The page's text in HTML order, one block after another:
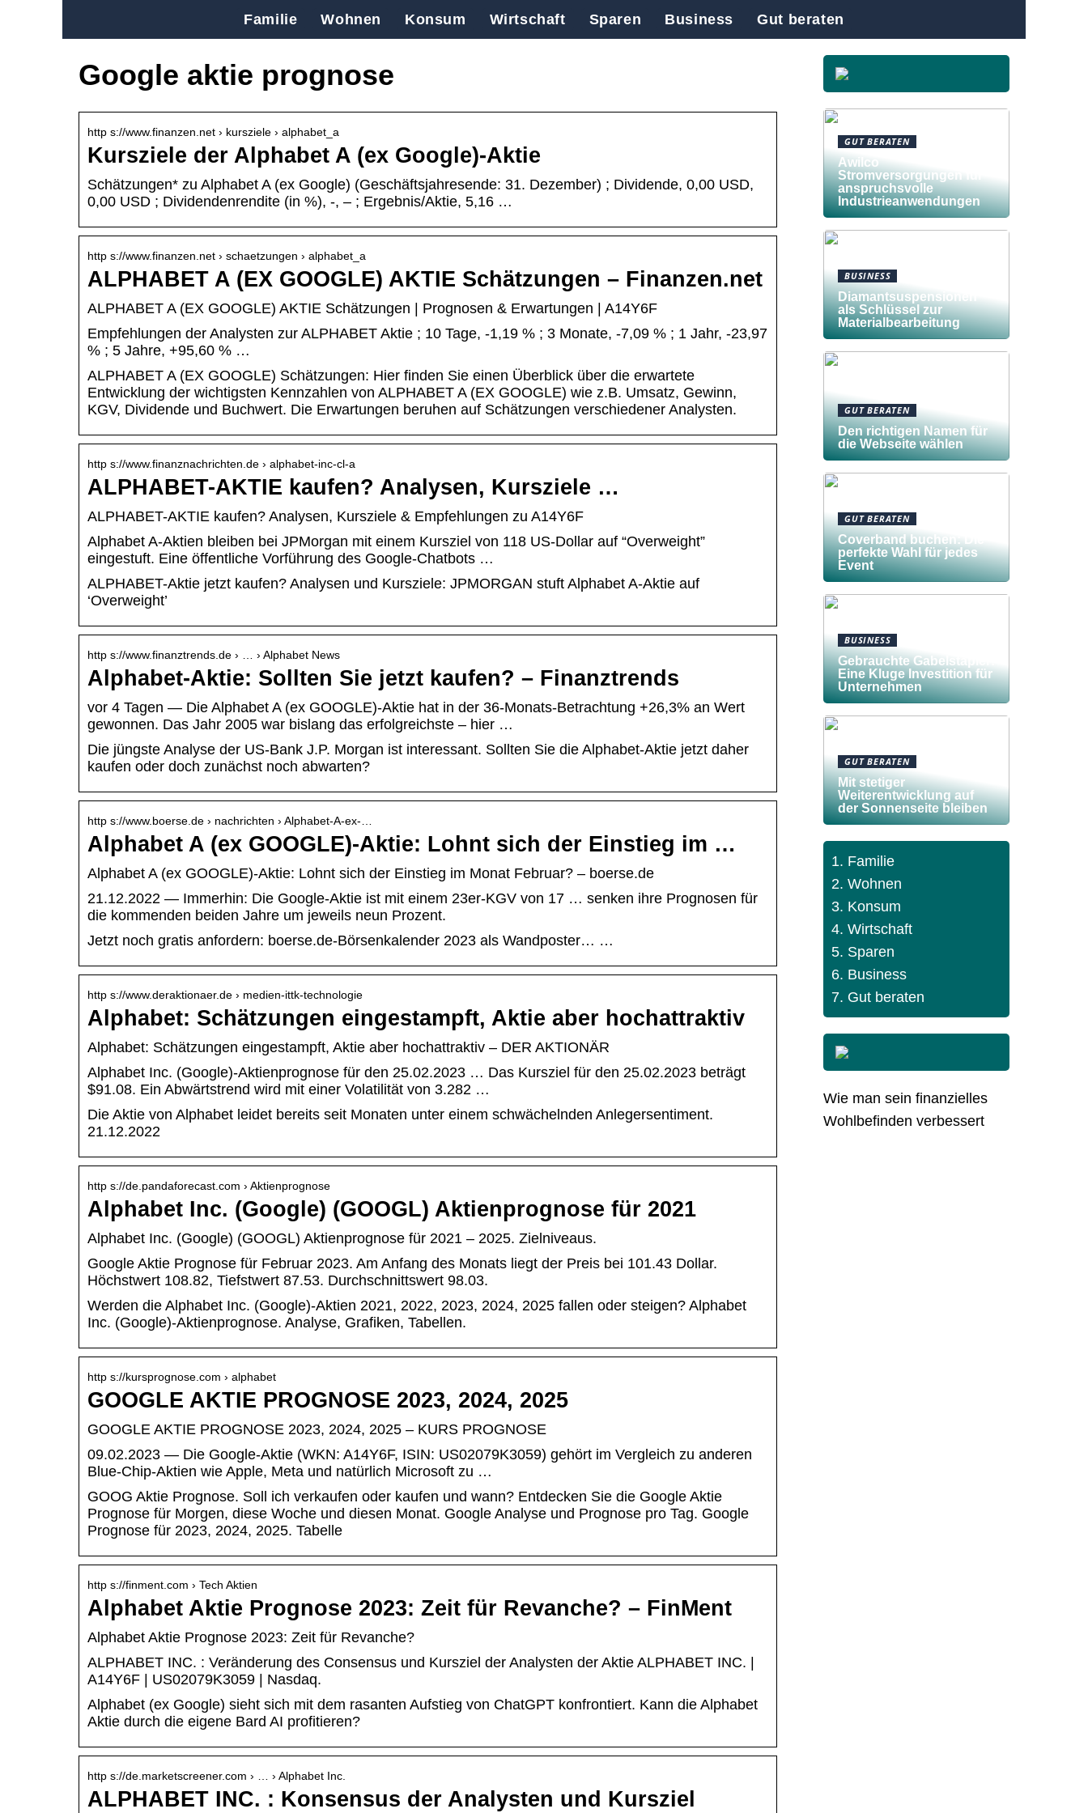
Familie Wohnen Konsum Wirtschaft Sparen Business Gut beraten
Google aktie prognose
http s://www.finanzen.net › kursziele › alphabet_a
Kursziele der Alphabet A (ex Google)-Aktie
Schätzungen* zu Alphabet A (ex Google) (Geschäftsjahresende: 31. Dezember) ; Dividende, 0,00 USD,
0,00 USD ; Dividendenrendite (in %), -, – ; Ergebnis/Aktie, 5,16 …
http s://www.finanzen.net › schaetzungen › alphabet_a
ALPHABET A (EX GOOGLE) AKTIE Schätzungen – Finanzen.net
ALPHABET A (EX GOOGLE) AKTIE Schätzungen | Prognosen & Erwartungen | A14Y6F
Empfehlungen der Analysten zur ALPHABET Aktie ; 10 Tage, -1,19 % ; 3 Monate, -7,09 % ; 1 Jahr, -23,97
% ; 5 Jahre, +95,60 % …
ALPHABET A (EX GOOGLE) Schätzungen: Hier finden Sie einen Überblick über die erwartete
Entwicklung der wichtigsten Kennzahlen von ALPHABET A (EX GOOGLE) wie z.B. Umsatz, Gewinn,
KGV, Dividende und Buchwert. Die Erwartungen beruhen auf Schätzungen verschiedener Analysten.
http s://www.finanznachrichten.de › alphabet-inc-cl-a
ALPHABET-AKTIE kaufen? Analysen, Kursziele …
ALPHABET-AKTIE kaufen? Analysen, Kursziele & Empfehlungen zu A14Y6F
Alphabet A-Aktien bleiben bei JPMorgan mit einem Kursziel von 118 US-Dollar auf “Overweight”
eingestuft. Eine öffentliche Vorführung des Google-Chatbots …
ALPHABET-Aktie jetzt kaufen? Analysen und Kursziele: JPMORGAN stuft Alphabet A-Aktie auf
‘Overweight’
http s://www.finanztrends.de › … › Alphabet News
Alphabet-Aktie: Sollten Sie jetzt kaufen? – Finanztrends
vor 4 Tagen — Die Alphabet A (ex GOOGLE)-Aktie hat in der 36-Monats-Betrachtung +26,3% an Wert
gewonnen. Das Jahr 2005 war bislang das erfolgreichste – hier …
Die jüngste Analyse der US-Bank J.P. Morgan ist interessant. Sollten Sie die Alphabet-Aktie jetzt daher
kaufen oder doch zunächst noch abwarten?
http s://www.boerse.de › nachrichten › Alphabet-A-ex-…
Alphabet A (ex GOOGLE)-Aktie: Lohnt sich der Einstieg im …
Alphabet A (ex GOOGLE)-Aktie: Lohnt sich der Einstieg im Monat Februar? – boerse.de
21.12.2022 — Immerhin: Die Google-Aktie ist mit einem 23er-KGV von 17 … senken ihre Prognosen für
die kommenden beiden Jahre um jeweils neun Prozent.
Jetzt noch gratis anfordern: boerse.de-Börsenkalender 2023 als Wandposter… …
http s://www.deraktionaer.de › medien-ittk-technologie
Alphabet: Schätzungen eingestampft, Aktie aber hochattraktiv
Alphabet: Schätzungen eingestampft, Aktie aber hochattraktiv – DER AKTIONÄR
Alphabet Inc. (Google)-Aktienprognose für den 25.02.2023 … Das Kursziel für den 25.02.2023 beträgt
$91.08. Ein Abwärtstrend wird mit einer Volatilität von 3.282 …
Die Aktie von Alphabet leidet bereits seit Monaten unter einem schwächelnden Anlegersentiment.
21.12.2022
http s://de.pandaforecast.com › Aktienprognose
Alphabet Inc. (Google) (GOOGL) Aktienprognose für 2021
Alphabet Inc. (Google) (GOOGL) Aktienprognose für 2021 – 2025. Zielniveaus.
Google Aktie Prognose für Februar 2023. Am Anfang des Monats liegt der Preis bei 101.43 Dollar.
Höchstwert 108.82, Tiefstwert 87.53. Durchschnittswert 98.03.
Werden die Alphabet Inc. (Google)-Aktien 2021, 2022, 2023, 2024, 2025 fallen oder steigen? Alphabet
Inc. (Google)-Aktienprognose. Analyse, Grafiken, Tabellen.
http s://kursprognose.com › alphabet
GOOGLE AKTIE PROGNOSE 2023, 2024, 2025
GOOGLE AKTIE PROGNOSE 2023, 2024, 2025 – KURS PROGNOSE
09.02.2023 — Die Google-Aktie (WKN: A14Y6F, ISIN: US02079K3059) gehört im Vergleich zu anderen
Blue-Chip-Aktien wie Apple, Meta und natürlich Microsoft zu …
GOOG Aktie Prognose. Soll ich verkaufen oder kaufen und wann? Entdecken Sie die Google Aktie
Prognose für Morgen, diese Woche und diesen Monat. Google Analyse und Prognose pro Tag. Google
Prognose für 2023, 2024, 2025. Tabelle
http s://finment.com › Tech Aktien
Alphabet Aktie Prognose 2023: Zeit für Revanche? – FinMent
Alphabet Aktie Prognose 2023: Zeit für Revanche?
ALPHABET INC. : Veränderung des Consensus und Kursziel der Analysten der Aktie ALPHABET INC. |
A14Y6F | US02079K3059 | Nasdaq.
Alphabet (ex Google) sieht sich mit dem rasanten Aufstieg von ChatGPT konfrontiert. Kann die Alphabet
Aktie durch die eigene Bard AI profitieren?
http s://de.marketscreener.com › … › Alphabet Inc.
ALPHABET INC. : Konsensus der Analysten und Kursziel
GUT BERATEN
Awilco
Stromversorgungen für
anspruchsvolle
Industrieanwendungen
BUSINESS
Diamantsuspensionen
als Schlüssel zur
Materialbearbeitung
GUT BERATEN
Den richtigen Namen für
die Webseite wählen
GUT BERATEN
Coverband buchen: Die
perfekte Wahl für jedes
Event
BUSINESS
Gebrauchte Gabelstapler:
Eine Kluge Investition für
Unternehmen
GUT BERATEN
Mit stetiger
Weiterentwicklung auf
der Sonnenseite bleiben
Familie
Wohnen
Konsum
Wirtschaft
Sparen
Business
Gut beraten
Wie man sein finanzielles
Wohlbefinden verbessert